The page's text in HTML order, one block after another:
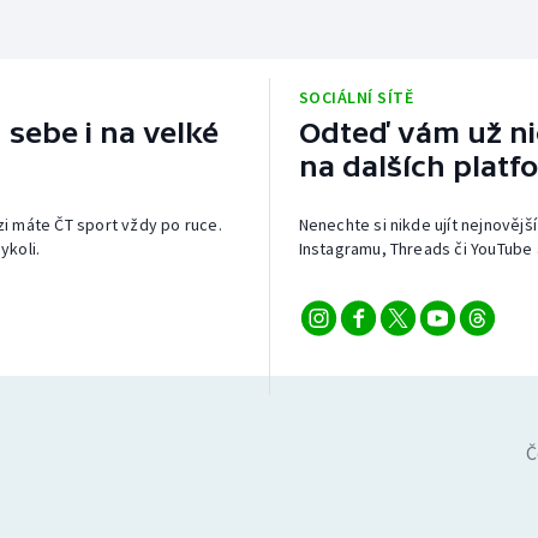
i na velké
máte ČT sport vždy po ruce.
SOCIÁLNÍ SÍTĚ
Odteď vám už
na dalších
Nenechte si nikde ujít
Instagramu, Threads či